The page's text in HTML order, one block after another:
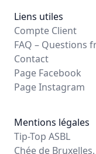
Liens utiles
Compte Client
FAQ – Questions
Contact
Page Facebook
Page Instagram
Mentions légales
Tip-Top ASBL
Chée de